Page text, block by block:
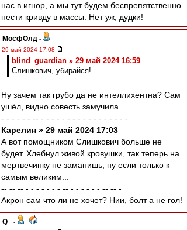
нас в игнор, а мы тут будем беспрепятственно
нести кривду в массы. Нет уж, дудки!
МосфОлд -
29 май 2024 17:08
blind_guardian » 29 май 2024 16:59
Слишкович, убирайся!
Ну зачем так грубо да не интеллихентна? Сам
ушёл, видно совесть замучила...
- - - - - - -- - - - - - - - - - - - - - - - - -
Карелин » 29 май 2024 17:03
А вот помощником Слишкович больше не
будет. Хлебнул живой кровушки, так теперь на
мертвечинку не заманишь, ну если только к
самым великим...
-- -- -- - - - - - - - -- - - - - - - -- -- -
Акрон сам что ли не хочет? Нии, болт а не гол!
Q_
-